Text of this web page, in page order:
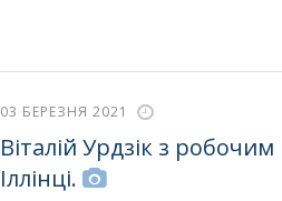
03 БЕРЕЗНЯ 2021
Віталій Урдзік з робочим
Іллінці.